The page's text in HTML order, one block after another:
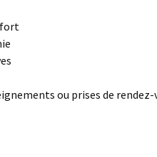
ou prises de